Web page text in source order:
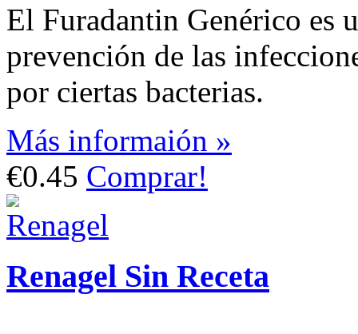
El Furadantin Genérico es
prevención de las
por ciertas bacterias.
Más informaión »
€0.45 Comprar!
Renagel Sin Receta